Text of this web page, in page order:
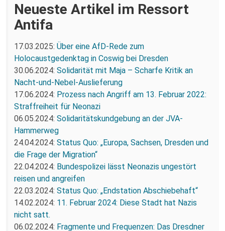
Neueste Artikel im Ressort
Antifa
17.03.2025: Über eine AfD-Rede zum
Holocaustgedenktag in Coswig bei Dresden
30.06.2024: Solidarität mit Maja – Scharfe Kritik an
Nacht-und-Nebel-Auslieferung
17.06.2024: Prozess nach Angriff am 13. Februar 2022:
Straffreiheit für Neonazi
06.05.2024: Solidaritätskundgebung an der JVA-
Hammerweg
24.04.2024: Status Quo: „Europa, Sachsen, Dresden und
die Frage der Migration“
22.04.2024: Bundespolizei lässt Neonazis ungestört
reisen und angreifen
22.03.2024: Status Quo: „Endstation Abschiebehaft“
14.02.2024: 11. Februar 2024: Diese Stadt hat Nazis
nicht satt.
06.02.2024: Fragmente und Frequenzen: Das Dresdner